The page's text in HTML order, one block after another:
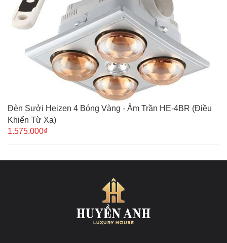
Đèn Sưởi Heizen 4 Bóng Vàng - Âm Trần HE-4BR (Điều
Khiển Từ Xa)
1.575.000₫